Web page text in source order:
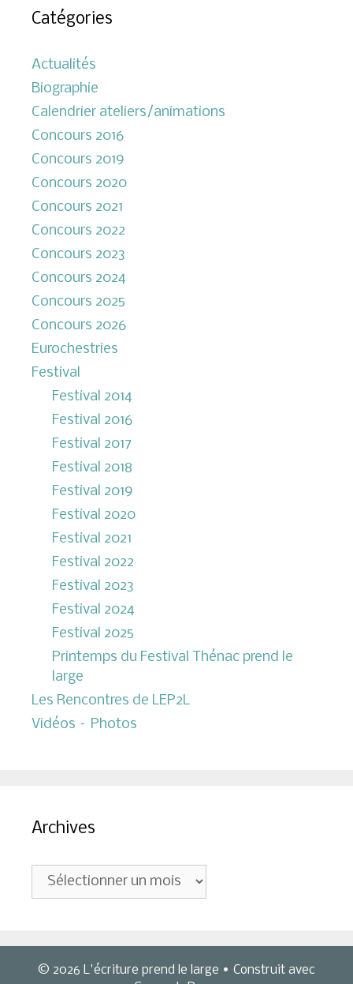
Catégories
Actualités
Biographie
Calendrier ateliers/animations
Concours 2016
Concours 2019
Concours 2020
Concours 2021
Concours 2022
Concours 2023
Concours 2024
Concours 2025
Concours 2026
Eurochestries
Festival
Festival 2014
Festival 2016
Festival 2017
Festival 2018
Festival 2019
Festival 2020
Festival 2021
Festival 2022
Festival 2023
Festival 2024
Festival 2025
Printemps du Festival Thénac prend le
large
Les Rencontres de LEP2L
Vidéos – Photos
Archives
Archives
© 2026 L'écriture prend le large • Construit avec